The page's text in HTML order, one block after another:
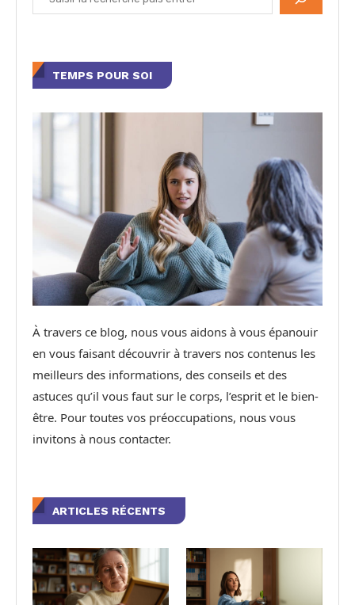
TEMPS POUR SOI
À travers ce blog, nous vous aidons à vous épanouir
en vous faisant découvrir à travers nos contenus les
meilleurs des informations, des conseils et des
astuces qu’il vous faut sur le corps, l’esprit et le bien-
être. Pour toutes vos préoccupations, nous vous
invitons à nous contacter.
ARTICLES RÉCENTS